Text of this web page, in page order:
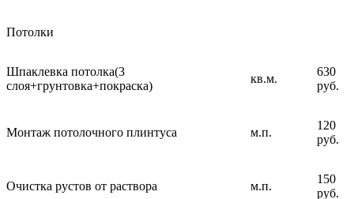
Потолки
Шпаклевка потолка(3
слоя+грунтовка+покраска)
кв.м.
630
руб.
Монтаж потолочного плинтуса м.п.
120
руб.
Очистка рустов от раствора м.п.
150
руб.